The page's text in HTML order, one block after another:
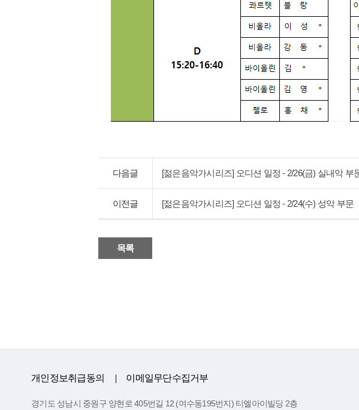
다음글 [젊은음악가시리즈] 오디션 일정 - 2/26(금) 실내악 부
이전글 [젊은음악가시리즈] 오디션 일정 - 2/24(수) 성악 부문
목록
개인정보취급동의 이메일무단수집거부
경기도 성남시 중원구 양현로 405번길 12 (여수동195번지) 티엘아이빌딩 2층